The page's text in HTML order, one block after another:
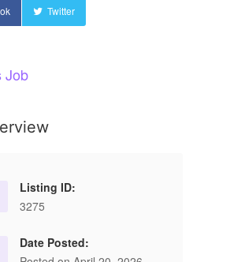
Twitter
Job
Listing ID:
3275
Date Posted: